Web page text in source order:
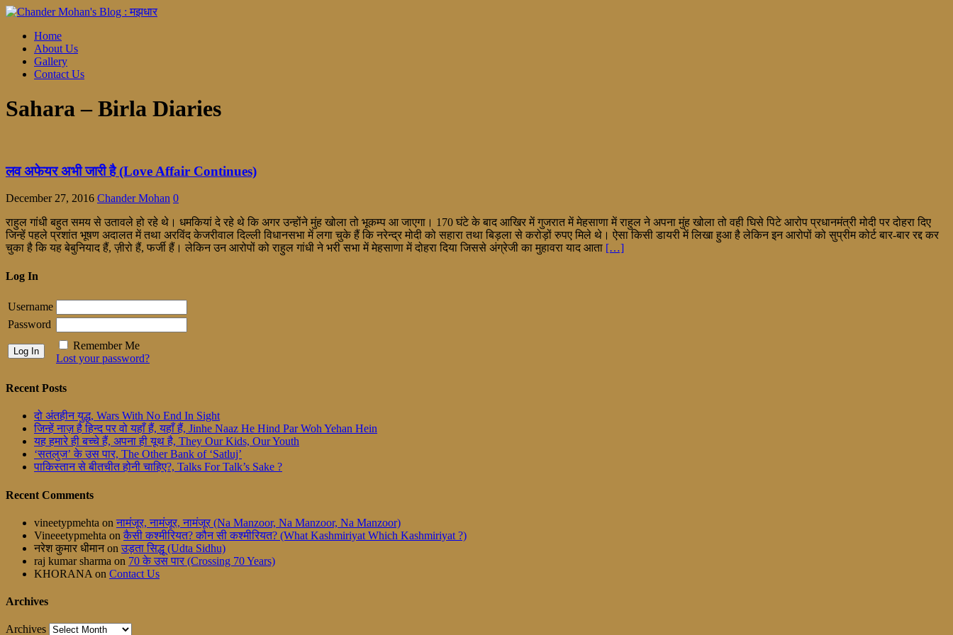
Home
About Us
Gallery
Contact Us
Sahara – Birla Diaries
लव अफेयर अभी जारी है (Love Affair Continues)
December 27, 2016 Chander Mohan 0
राहुल गांधी बहुत समय से उतावले हो रहे थे। धमकियां दे रहे थे कि अगर उन्होंने मुंह खोला तो भूकम्प आ जाएगा। 170 घंटे के बाद आखिर में गुजरात में मेहसाणा में राहुल ने अपना मुंह खोला तो वही घिसे पिटे आरोप प्रधानमंत्री मोदी पर दोहरा दिए
जिन्हें पहले प्रशांत भूषण अदालत में तथा अरविंद केजरीवाल दिल्ली विधानसभा में लगा चुके हैं कि नरेन्द्र मोदी को सहारा तथा बिड़ला से करोड़ों रुपए मिले थे। ऐसा किसी डायरी में लिखा हुआ है लेकिन इन आरोपों को सुप्रीम कोर्ट बार-बार रद्द कर
चुका है कि यह बेबुनियाद हैं, ज़ीरो हैं, फर्जी हैं। लेकिन उन आरोपों को राहुल गांधी ने भरी सभा में मेहसाणा में दोहरा दिया जिससे अंग्रेजी का मुहावरा याद आता […]
Log In
Username
Password
Remember Me
Lost your password?
Recent Posts
दो अंतहीन युद्ध, Wars With No End In Sight
जिन्हें नाज़ है हिन्द पर वो यहाँ हैं, यहाँ हैं, Jinhe Naaz He Hind Par Woh Yehan Hein
यह हमारे ही बच्चे हैं, अपना ही यूथ है, They Our Kids, Our Youth
‘सतलुज’ के उस पार, The Other Bank of ‘Satluj’
पाकिस्तान से बीतचीत होनी चाहिए?, Talks For Talk’s Sake ?
Recent Comments
vineetypmehta on नामंजूर, नामंजूर, नामंजूर (Na Manzoor, Na Manzoor, Na Manzoor)
Vineeetypmehta on कैसी कश्मीरियत? कौन सी कश्मीरियत? (What Kashmiriyat Which Kashmiriyat ?)
नरेश कुमार धीमानon उड़ता सिद्धू (Udta Sidhu)
raj kumar sharma on 70 के उस पार (Crossing 70 Years)
KHORANA on Contact Us
Archives
Archives